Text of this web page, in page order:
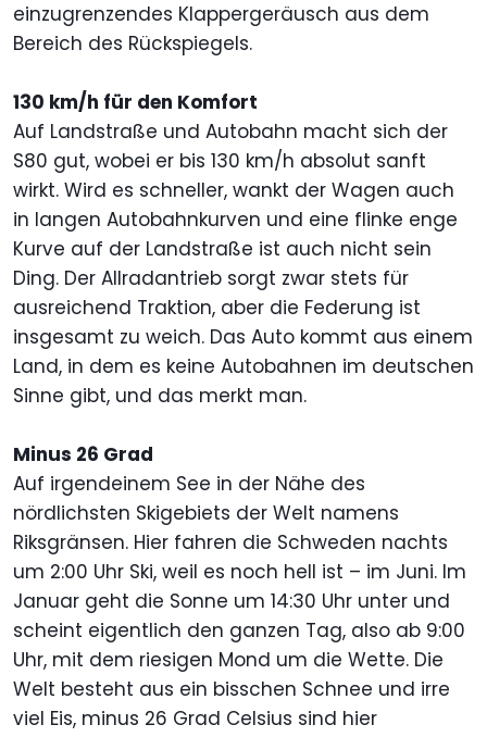
einzugrenzendes Klappergeräusch aus dem
Bereich des Rückspiegels.
130 km/h für den Komfort
Auf Landstraße und Autobahn macht sich der
S80 gut, wobei er bis 130 km/h absolut sanft
wirkt. Wird es schneller, wankt der Wagen auch
in langen Autobahnkurven und eine flinke enge
Kurve auf der Landstraße ist auch nicht sein
Ding. Der Allradantrieb sorgt zwar stets für
ausreichend Traktion, aber die Federung ist
insgesamt zu weich. Das Auto kommt aus einem
Land, in dem es keine Autobahnen im deutschen
Sinne gibt, und das merkt man.
Minus 26 Grad
Auf irgendeinem See in der Nähe des
nördlichsten Skigebiets der Welt namens
Riksgränsen. Hier fahren die Schweden nachts
um 2:00 Uhr Ski, weil es noch hell ist – im Juni. Im
Januar geht die Sonne um 14:30 Uhr unter und
scheint eigentlich den ganzen Tag, also ab 9:00
Uhr, mit dem riesigen Mond um die Wette. Die
Welt besteht aus ein bisschen Schnee und irre
viel Eis, minus 26 Grad Celsius sind hier